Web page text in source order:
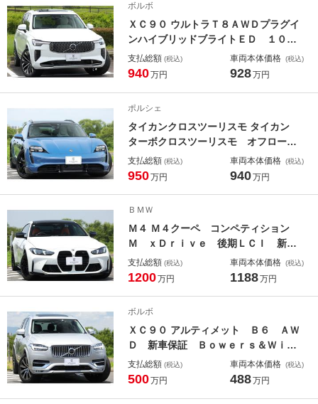
レイ ２０ＡＷ
ボルボ
ＸＣ９０ ウルトラＴ８ＡＷＤプラグイ
ンハイブリッドブライトＥＤ １００
台限定車 新車保証 １オーナー Ｂ
ｏｗｅｒｓ＆Ｗｉｌｋｉｎｓハイフィ
ド マッサージ機能付きパーフォレー
テッド・ファインナッパレザー
支払総額 (税込)
940万円
車両本体価格 (税込)
928万円
ポルシェ
タイカンクロスツーリスモ タイカン
ターボクロスツーリスモ オフロード
デザインＰＫＧ スポーツクロノＰＫ
Ｇ（ポルシェデザイン時計）ＰＤＣ
ャーＤ パノラマルーフ マッサージ
機能付ツートンレザー
支払総額 (税込)
950万円
車両本体価格 (税込)
940万円
ＢＭＷ
Ｍ４ Ｍ４クーペ コンペティション
Ｍ ｘＤｒｉｖｅ 後期ＬＣＩ 新車
保証 １オーナー ＭコンフォートＰ
ＫＧ Ｍパフォーマンス カーボント
ブドディスプレイ レーザーテールラ
イト ＨＵＤ
支払総額 (税込)
1200万円
車両本体価格 (税込)
1188万円
ボルボ
ＸＣ９０ アルティメット Ｂ６ ＡＷ
Ｄ 新車保証 Ｂｏｗｅｒｓ＆Ｗｉｌ
ｋｉｎｓ エアサス仕様 パノラマサ
ンルーフ Ｇｏｏｇｌｅナビ マッサ
支払総額 (税込)
500万円
車両本体価格 (税込)
488万円